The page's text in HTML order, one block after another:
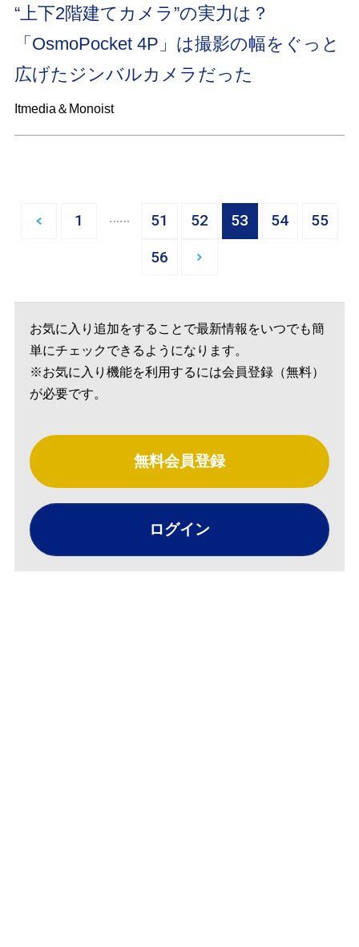
“上下2階建てカメラ”の実力は？
「OsmoPocket 4P」は撮影の幅をぐっと
広げたジンバルカメラだった
Itmedia＆Monoist
1 … 51 52 53 54
55
56
お気に入り追加をすることで最新情報をいつでも簡
単にチェックできるようになります。
※お気に入り機能を利用するには会員登録（無料）
が必要です。
無料会員登録
ログイン